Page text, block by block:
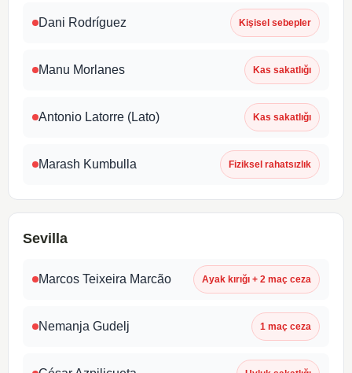
Dani Rodríguez Kişisel sebepler
Manu Morlanes Kas sakatlığı
Antonio Latorre (Lato) Kas sakatlığı
Marash Kumbulla Fiziksel rahatsızlık
Sevilla
Marcos Teixeira Marcão Ayak kırığı + 2 maç ceza
Nemanja Gudelj 1 maç ceza